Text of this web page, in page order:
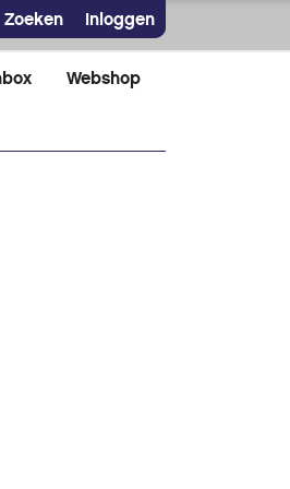
Zoeken Inloggen
Webshop